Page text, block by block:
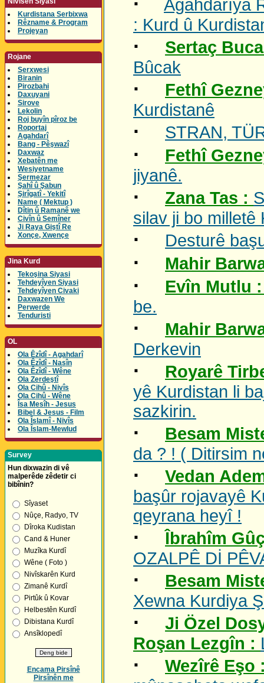
Kurdistana Serbixwa
Rêzname & Program
Projeyan
Rojane
Serxwesi
Biranin
Pirozbahi
Daxuyani
Sirove
Lekolin
Roj buyîn pîroz be
Roportaj
Agahdarî
Bang - Pêşwazî
Daxwaz
Xebatên me
Wesiyetname
Şermezar
Şahî û Şabun
Şirîgatî - Yekitî
Name ( Mektup )
Dîtin û Ramanê we
Civîn û Semîner
Ji Raya Giştî Re
Xonçe, Xwençe
Jina Kurd
Tekoşina Siyasi
Tehdeyîyen Siyasi
Tehdeyîyen Civaki
Daxwazen We
Perwerde
Tenduristi
OL
Ola Êzîdî - Agahdarî
Ola Êzîdî - Nasîn
Ola Êzîdî - Wêne
Ola Zerdeştî
Ola Cihû - Nivîs
Ola Cihû - Wêne
Îsa Mesîh - Jesus
Bibel & Jesus - Film
Ola Îslamî - Nivîs
Ola Îslam-Mewlud
Survey
Hun dixwazin di vê
malperêde zêdetir ci
bibînin?
Sîyaset
Nûçe, Radyo, TV
Dîroka Kudistan
Cand & Huner
Muzîka Kurdî
Wêne ( Foto )
Nivîskarên Kurd
Zimanê Kurdî
Pirtûk û Kovar
Helbestên Kurdî
Dibistana Kurdî
Ansîklopedî
Encama Pirsînê
Pirsînên me
Agahdarîya
: Kurd û
·
Sertaç
Bûcak
·
Fethî
Kurdistanê
· STRAN,
·
Fethî
jiyanê.
· Zana Tas :
silav ji bo milletê
· Desturê
· Mahir
·
Evîn Mutlu
be.
·
Mahir
Derkevin
·
Royarê
yê Kurdistan li
sazkirin.
·
Besam
da ? ! ( Ditirsim
·
Vedan
başûr rojavayê
qeyrana heyî !
·
Îbrahîm
OZALPÊ Dİ
·
Besam
Xewna Kurdiya
·
Ji Özel
Roşan Lezgîn :
·
Wezîrê Eşo